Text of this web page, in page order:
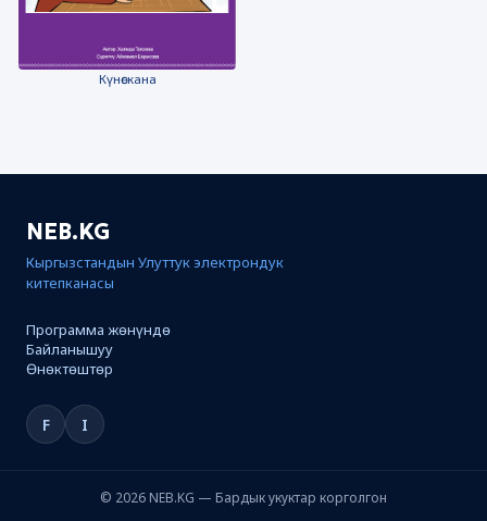
Күнөскана
NEB.KG
Кыргызстандын Улуттук электрондук
китепканасы
Программа жөнүндө
Байланышуу
Өнөктөштөр
F I
© 2026 NEB.KG — Бардык укуктар корголгон